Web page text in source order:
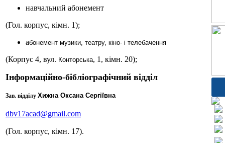
навчальний абонемент
(Гол. корпус, кімн. 1);
абонемент музики, театру, кіно- і телебачення
(Корпус 4, вул. Конторська, 1, кімн. 20);
Інформаційно-бібліографічний відділ
Зав. відділу Хижна Оксана Сергіївна
dbv17acad@gmail.com
(Гол. корпус, кімн. 17).